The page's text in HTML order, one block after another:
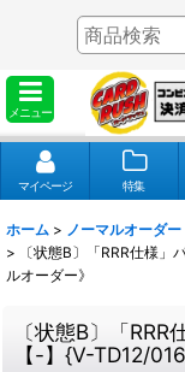
メニュー
マイページ 特集
ホーム > ノーマルオーダー
>
〔状態B〕「RRR仕様
ルオーダー》
〔状態B〕「
【-】{V-TD12/